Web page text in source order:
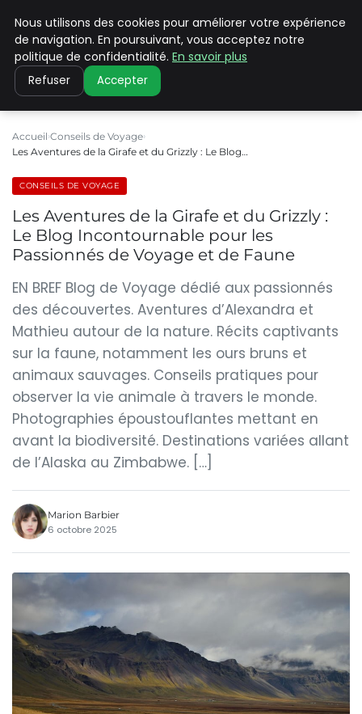
PILAT PATRIMOINES
Accueil Conseils de Voyage
Les Aventures de la Girafe et du Grizzly : Le Blog…
CONSEILS DE VOYAGE
Les Aventures de la Girafe et du Grizzly :
Le Blog Incontournable pour les
Passionnés de Voyage et de Faune
EN BREF Blog de Voyage dédié aux passionnés
des découvertes. Aventures d’Alexandra et
Mathieu autour de la nature. Récits captivants
sur la faune, notamment les ours bruns et
animaux sauvages. Conseils pratiques pour
observer la vie animale à travers le monde.
Photographies époustouflantes mettant en
avant la biodiversité. Destinations variées allant
de l’Alaska au Zimbabwe. […]
Marion Barbier
6 octobre 2025
Nous utilisons des cookies pour améliorer votre expérience
de navigation. En poursuivant, vous acceptez notre
politique de confidentialité. En savoir plus
Refuser Accepter